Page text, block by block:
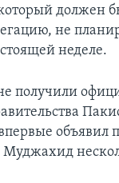
должен
не
неделе.
получили
объявил
Муджахид